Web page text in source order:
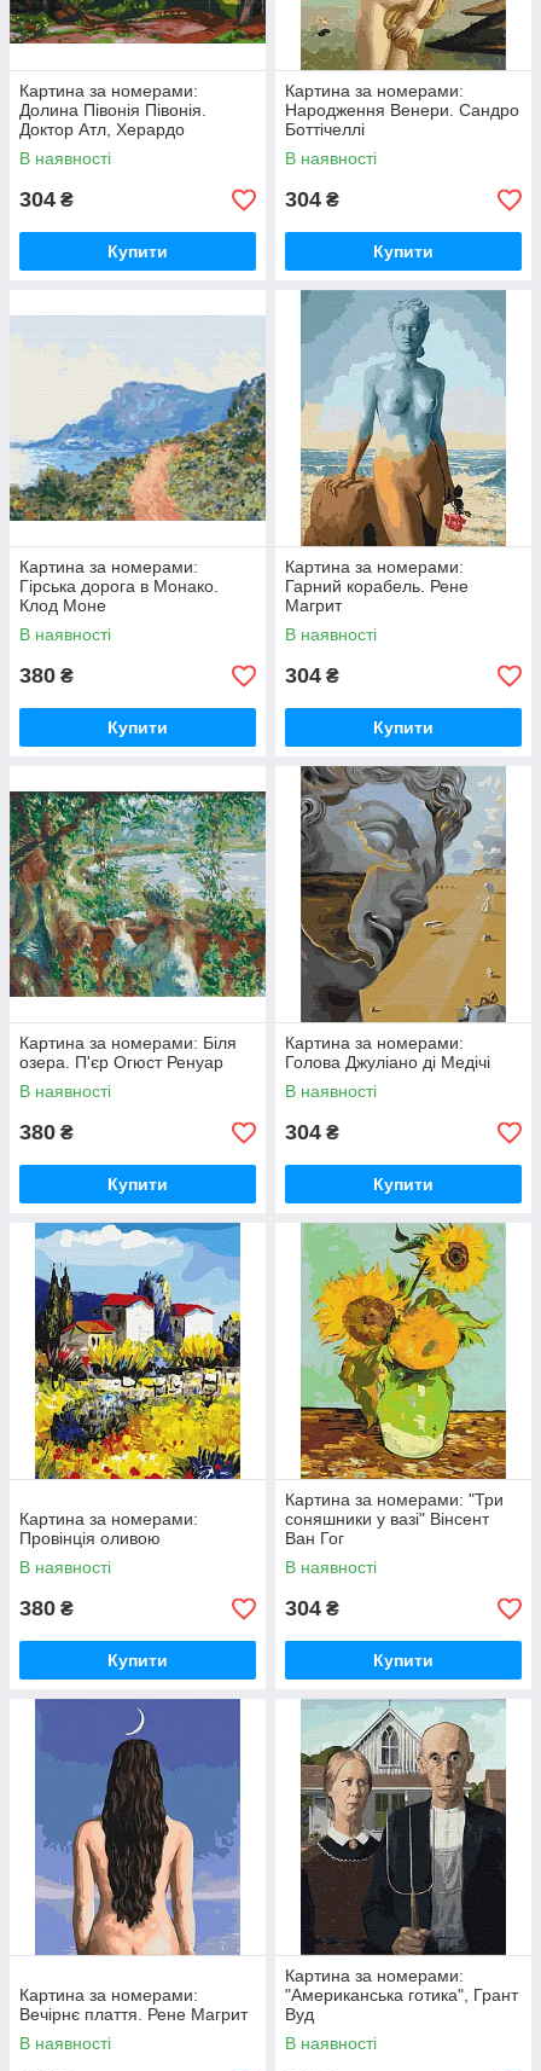
Картина за номерами:
Долина Півонія Півонія.
Доктор Атл, Херардо
Мурільйо
В наявності
304 ₴
Купити
Картина за номерами:
Народження Венери. Сандро
Боттічеллі
В наявності
304 ₴
Купити
Картина за номерами:
Гірська дорога в Монако.
Клод Моне
В наявності
380 ₴
Купити
Картина за номерами:
Гарний корабель. Рене
Магрит
В наявності
304 ₴
Купити
Картина за номерами: Біля
озера. П'єр Огюст Ренуар
В наявності
380 ₴
Купити
Картина за номерами:
Голова Джуліано ді Медічі
В наявності
304 ₴
Купити
Картина за номерами:
Провінція оливою
В наявності
380 ₴
Купити
Картина за номерами: "Три
соняшники у вазі" Вінсент
Ван Гог
В наявності
304 ₴
Купити
Картина за номерами:
Вечірнє плаття. Рене Магрит
В наявності
Картина за номерами:
"Американська готика", Грант
Вуд
В наявності